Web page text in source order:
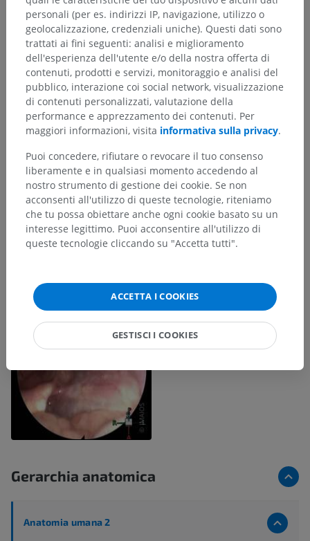
Gerarchia anatomica
Anatomia umana 2
personali (per es. indirizzi IP, navigazione, utilizzo o
geolocalizzazione, credenziali uniche). Questi dati sono
trattati ai fini seguenti: analisi e miglioramento
dell'esperienza dell'utente e/o della nostra offerta di
contenuti, prodotti e servizi, monitoraggio e analisi del
pubblico, interazione coi social network, visualizzazione
di contenuti personalizzati, valutazione della
performance e apprezzamento dei contenuti. Per
maggiori informazioni, visita informativa sulla privacy.
Puoi concedere, rifiutare o revocare il tuo consenso
liberamente e in qualsiasi momento accedendo al
nostro strumento di gestione dei cookie. Se non
acconsenti all'utilizzo di queste tecnologie, riteniamo
che tu possa obiettare anche ogni cookie basato su un
interesse legittimo. Puoi acconsentire all'utilizzo di
queste tecnologie cliccando su "Accetta tutti".
ACCETTA I COOKIES
GESTISCI I COOKIES